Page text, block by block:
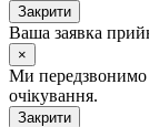
Закрити
Ваша заявка
×
Ми
очікування.
Закрити